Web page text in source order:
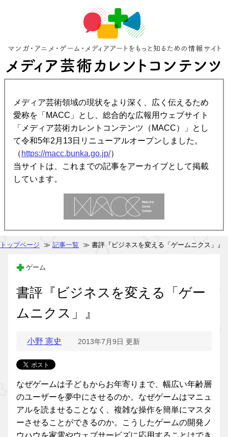
メディア芸術領域の現状をより深く、広く伝えるため
愛称を「MACC」とし、総合的な広報用ウェブサイト
「メディア芸術カレントコンテンツ（MACC）」とし
て令和5年2月13日リニューアルオープンしました。
（ https://macc.bunka.go.jp/）
当サイトは、これまでの記事をアーカイブとして掲載
しています。
トップページ ≫ 記事一覧 ≫ 書評『ビジネスを変える「ゲームニクス」』
ゲーム
書評『ビジネスを変える「ゲー
ムニクス」』
小野 憲史 2013年7月9日 更新
なぜゲームは子どもからお年寄りまで、幅広い年齢層
のユーザーを夢中にさせるのか。なぜゲームはマニュ
アルを読ませることなく、複雑な操作を簡単にマスタ
ーさせることができるのか。こうしたゲームの開発ノ
ウハウを家電やウェブサービズに応用することはでき